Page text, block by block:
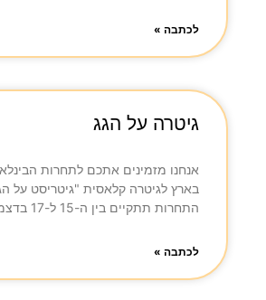
לכתבה »
גיטרה על הגג
בארץ לגיטרה קלאסית "גיטריסט על הגג"
התחרות תתקיים בין ה-15 ל-17 בדצמבר (חופשת
לכתבה »